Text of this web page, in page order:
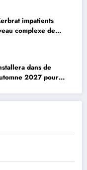
impatients
complexe de
dans de
2027 pour